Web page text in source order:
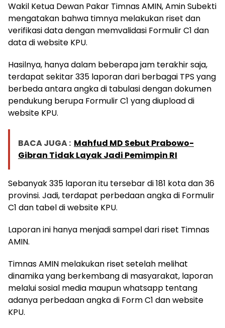
Wakil Ketua Dewan Pakar Timnas AMIN, Amin Subekti
mengatakan bahwa timnya melakukan riset dan
verifikasi data dengan memvalidasi Formulir C1 dan
data di website KPU.
Hasilnya, hanya dalam beberapa jam terakhir saja,
terdapat sekitar 335 laporan dari berbagai TPS yang
berbeda antara angka di tabulasi dengan dokumen
pendukung berupa Formulir C1 yang diupload di
website KPU.
BACA JUGA : Mahfud MD Sebut Prabowo-
Gibran Tidak Layak Jadi Pemimpin RI
Sebanyak 335 laporan itu tersebar di 181 kota dan 36
provinsi. Jadi, terdapat perbedaan angka di Formulir
C1 dan tabel di website KPU.
Laporan ini hanya menjadi sampel dari riset Timnas
AMIN.
Timnas AMIN melakukan riset setelah melihat
dinamika yang berkembang di masyarakat, laporan
melalui sosial media maupun whatsapp tentang
adanya perbedaan angka di Form C1 dan website
KPU.